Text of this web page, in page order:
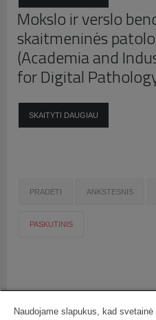
Mokslo ir verslo
skaitmeninės
(Academia and
for Digital
SKAITYTI DAUGIAU
PRADĖTI ANKSTESNIS
PASKUTINIS
Naudojame slapukus, kad